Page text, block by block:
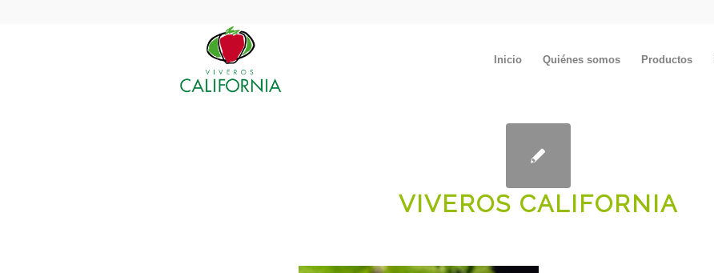
Inicio Quiénes somos Productos
VIVEROS CALIFORNIA